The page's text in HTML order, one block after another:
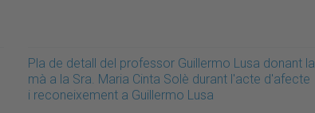
Pla de detall del professor Guillermo Lusa donant la
mà a la Sra. Maria Cinta Solè durant l'acte d'afecte
i reconeixement a Guillermo Lusa